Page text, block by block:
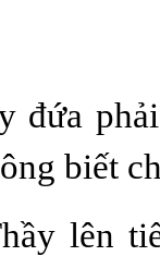
đứa
biết
lên